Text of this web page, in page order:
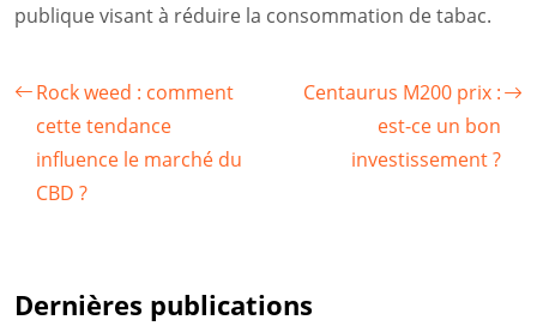
publique visant à réduire la consommation de tabac.
Rock weed : comment
cette tendance
influence le marché du
CBD ?
Centaurus M200 prix :
est-ce un bon
investissement ?
Dernières publications